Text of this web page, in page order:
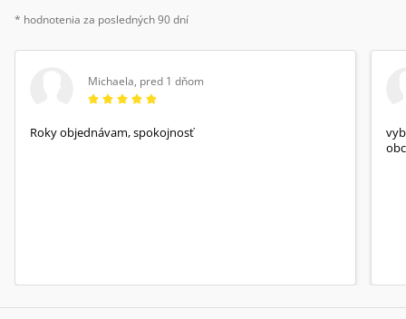
* hodnotenia za posledných 90 dní
Michaela, pred 1 dňom
Roky objednávam, spokojnosť